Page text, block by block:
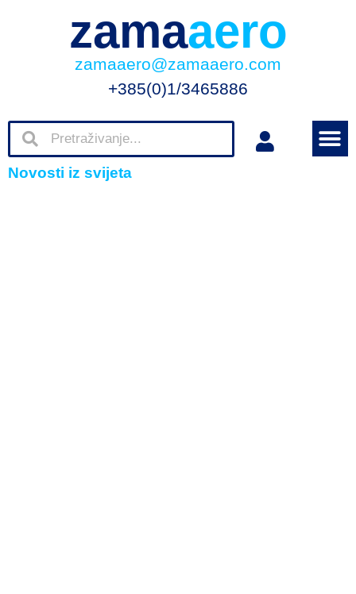
zamaaero
zamaaero@zamaaero.com
+385(0)1/3465886
Novosti iz svijeta